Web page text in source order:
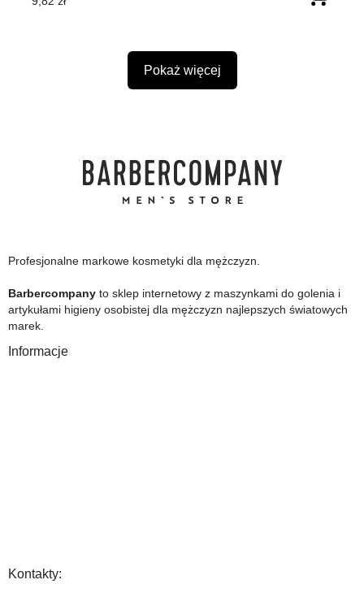
Pokaż więcej
Profesjonalne markowe kosmetyki dla mężczyzn.
Barbercompany to sklep internetowy z maszynkami do golenia i
artykułami higieny osobistej dla mężczyzn najlepszych światowych
marek.
Informacje
Kontakty: